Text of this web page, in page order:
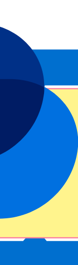
à notre
Privacy
2nd/ 3rd Round